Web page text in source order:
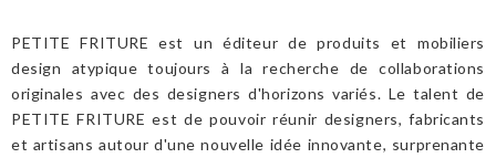
PETITE FRITURE est un éditeur de produits et mobiliers
design atypique toujours à la recherche de collaborations
originales avec des designers d'horizons variés. Le talent de
PETITE FRITURE est de pouvoir réunir designers, fabricants
et artisans autour d'une nouvelle idée innovante, surprenante